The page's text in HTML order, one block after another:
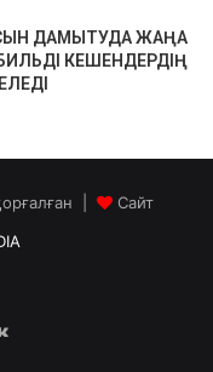
ДАМЫТУДА ЖАҢА
КЕШЕНДЕРДІҢ
|
Сайт